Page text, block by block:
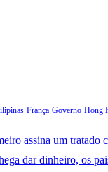
França Governo Hong
assina um tratado
dar dinheiro, os